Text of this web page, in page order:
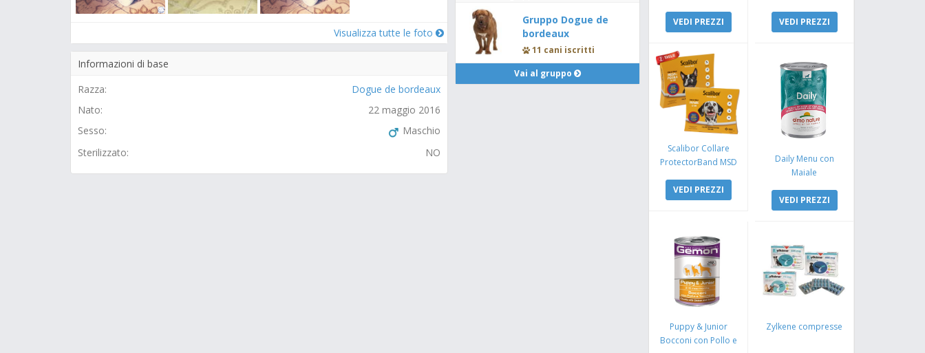
Visualizza tutte le foto
Informazioni di base
Razza:
Dogue de bordeaux
Nato:
22 maggio 2016
Sesso:
Maschio
Sterilizzato:
NO
Gruppo Dogue de
bordeaux
11 cani iscritti
Vai al gruppo
VEDI PREZZI VEDI PREZZI
Scalibor Collare
ProtectorBand MSD
VEDI PREZZI
Daily Menu con
Maiale
VEDI PREZZI
Puppy & Junior
Bocconi con Pollo e
Zylkene compresse